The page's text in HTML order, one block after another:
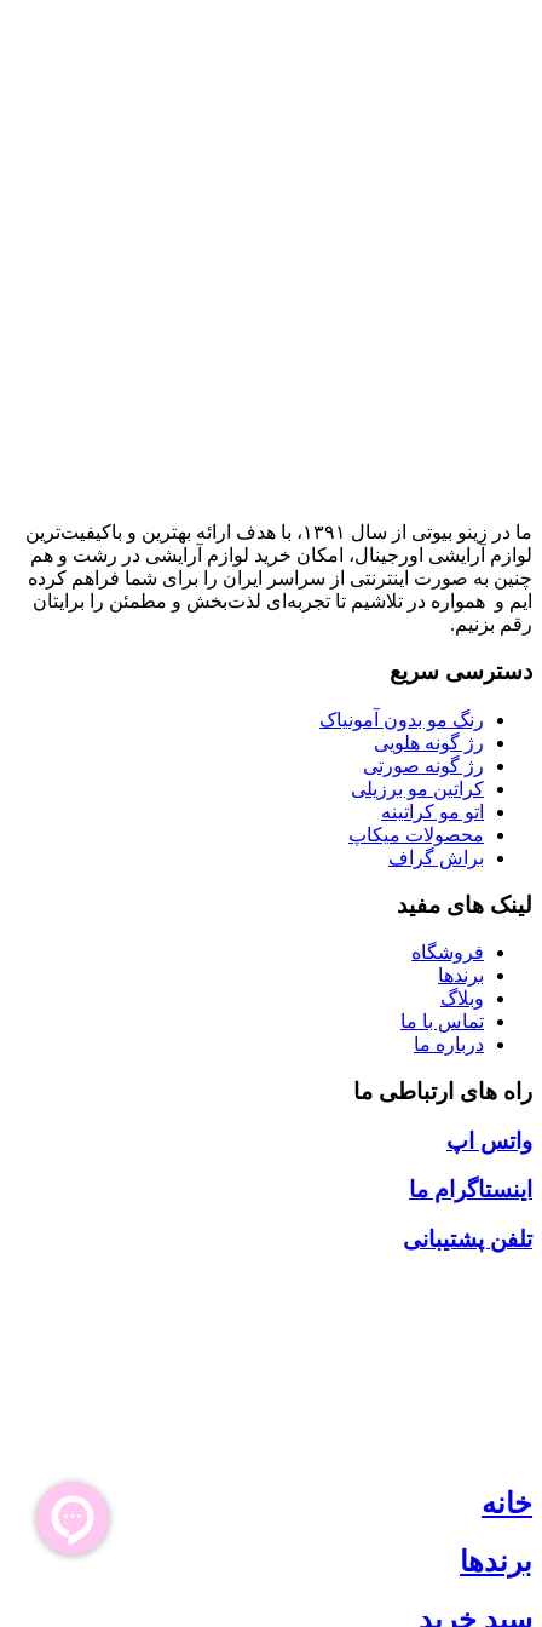
ما در زینو بیوتی از سال ۱۳۹۱، با هدف ارائه بهترین و باکیفیت‌ترین
لوازم آرایشی اورجینال، امکان خرید لوازم آرایشی در رشت و هم
چنین به صورت اینترنتی از سراسر ایران را برای شما فراهم کرده
ایم و همواره در تلاشیم تا تجربه‌ای لذت‌بخش و مطمئن را برایتان
رقم بزنیم.
دسترسی سریع
رنگ مو بدون آمونیاک
رژ گونه هلویی
رژ گونه صورتی
کراتین مو برزیلی
اتو مو کراتینه
محصولات میکاپ
براش گراف
لینک های مفید
فروشگاه
برندها
وبلاگ
تماس با ما
درباره ما
راه های ارتباطی ما
واتس اپ
اینستاگرام ما
تلفن پشتیبانی
خانه
برندها
سبد خرید